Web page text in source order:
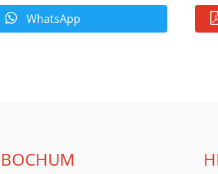
WhatsApp
BOCHUM